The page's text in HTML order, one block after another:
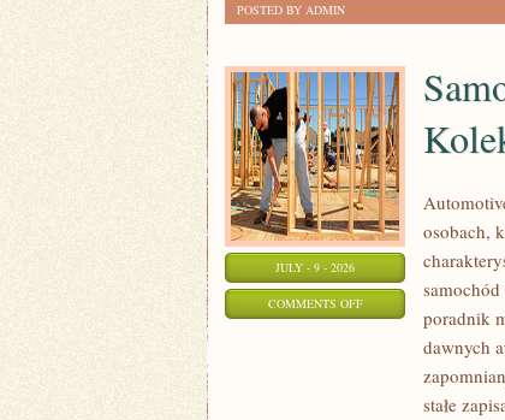
POSTED BY ADMIN
JULY - 9 - 2026
COMMENTS OFFON
SAMOCHODY
osobach,
poradnik
dawnych
stałe